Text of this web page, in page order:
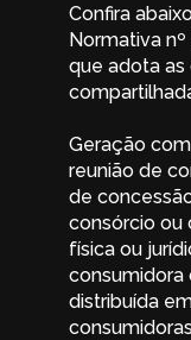
Confira
Normativa
que adota
Geração
reunião de
de
consórcio ou
física ou
consumidora
distribuída